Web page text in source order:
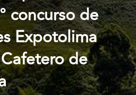
concurso de
Expotolima
de